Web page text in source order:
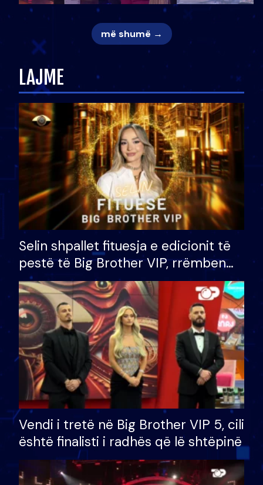
më shumë →
LAJME
Selin shpallet fituesja e edicionit të
pestë të Big Brother VIP, rrëmben
çmimin e madh prej 100 mijë eurosh
Vendi i tretë në Big Brother VIP 5, cili
është finalisti i radhës që lë shtëpinë